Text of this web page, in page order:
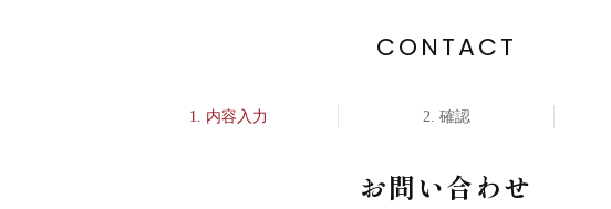
CONTACT
内容入力 確認
お問い合わせ